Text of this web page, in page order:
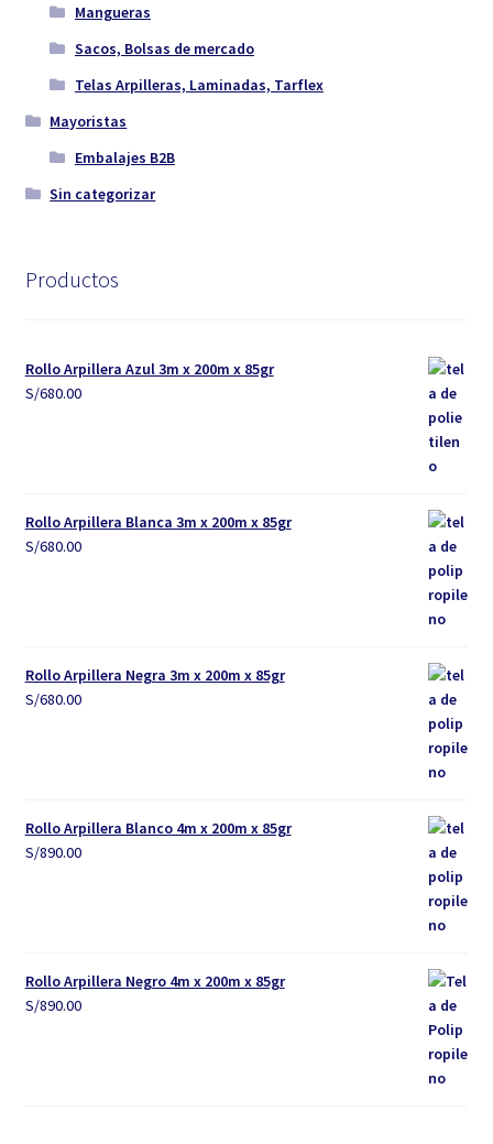
Mangueras
Sacos, Bolsas de mercado
Telas Arpilleras, Laminadas, Tarflex
Mayoristas
Embalajes B2B
Sin categorizar
Productos
Rollo Arpillera Azul 3m x 200m x 85gr
S/680.00
Rollo Arpillera Blanca 3m x 200m x 85gr
S/680.00
Rollo Arpillera Negra 3m x 200m x 85gr
S/680.00
Rollo Arpillera Blanco 4m x 200m x 85gr
S/890.00
Rollo Arpillera Negro 4m x 200m x 85gr
S/890.00